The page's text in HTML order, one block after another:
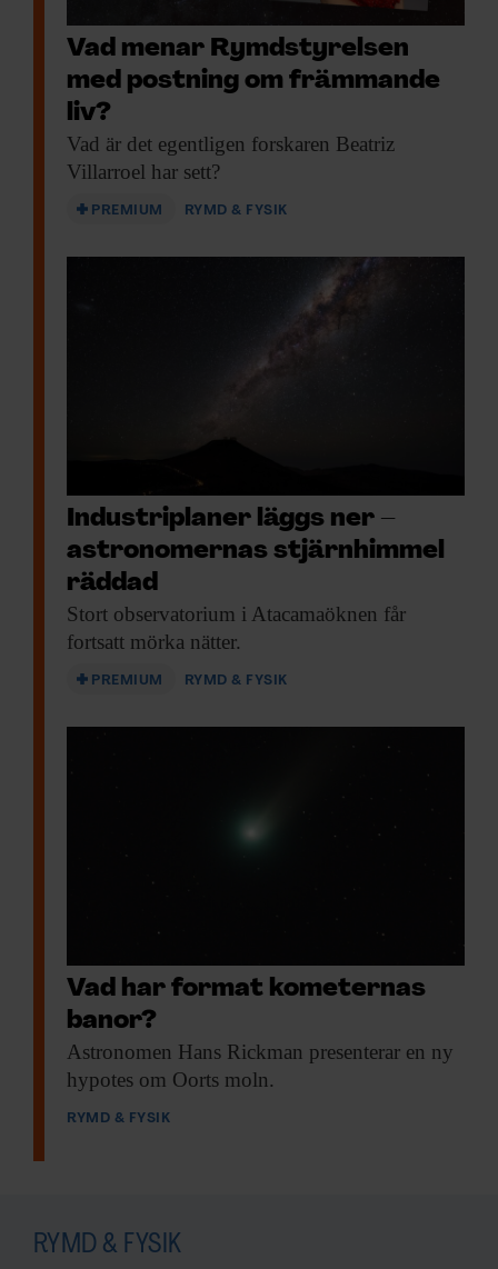
Vad menar Rymdstyrelsen
med postning om främmande
liv?
Vad är det egentligen forskaren Beatriz
Villarroel har sett?
PREMIUM RYMD & FYSIK
Industriplaner läggs ner –
astronomernas stjärnhimmel
räddad
Stort observatorium i Atacamaöknen får
fortsatt mörka nätter.
PREMIUM RYMD & FYSIK
Vad har format kometernas
banor?
Astronomen Hans Rickman presenterar en ny
hypotes om Oorts moln.
RYMD & FYSIK
RYMD & FYSIK